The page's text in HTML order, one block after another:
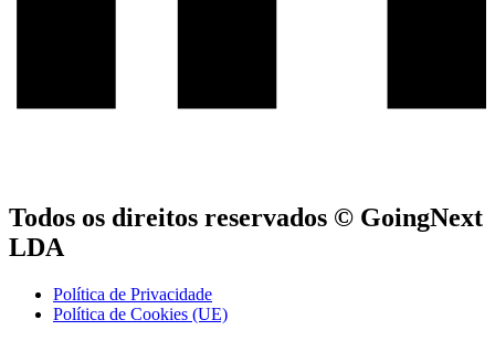
Todos os direitos reservados © GoingNext
LDA
Política de Privacidade
Política de Cookies (UE)